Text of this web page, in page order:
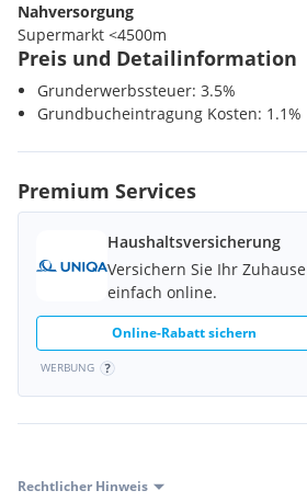
Nahversorgung
Supermarkt <4500m
Bäckerei <5000m
Verkehr
Autobahnanschluss <5000m
Bahnhof <5000m
Sonstige
Bank <3500m
Post <5000m
Polizei <5000m
Preis und Detailinformation
Grunderwerbssteuer: 3.5%
Grundbucheintragung Kosten: 1.1%
Premium Services
Haushaltsversicherung
Versichern Sie Ihr Zuhause
einfach online.
Online-Rabatt sichern
WERBUNG
Rechtlicher Hinweis